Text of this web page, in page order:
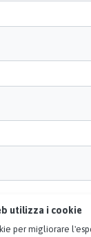
utilizza i cookie
per migliorare